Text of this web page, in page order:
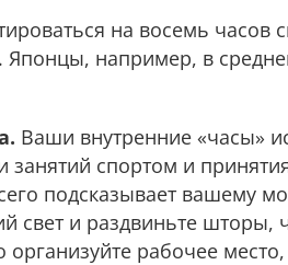
на восемь часов
Японцы, например, в
Ваши внутренние «часы»
занятий спортом и
подсказывает вашему
свет и раздвиньте шторы,
рабочее